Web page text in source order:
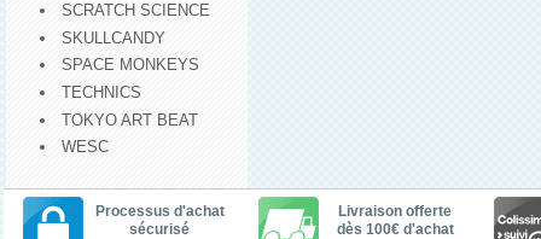
SCRATCH SCIENCE
SKULLCANDY
SPACE MONKEYS
TECHNICS
TOKYO ART BEAT
WESC
Processus d'achat
sécurisé
Livraison offerte
dès 100€ d'achat